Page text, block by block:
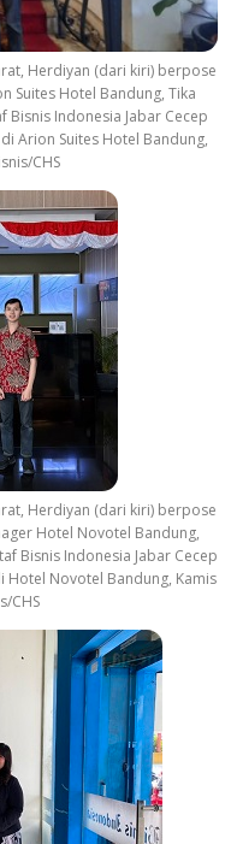
Herdiyan (dari kiri) berpose
Suites Hotel Bandung, Tika
Indonesia Jabar Cecep
Arion Suites Hotel Bandung,
CHS
Herdiyan (dari kiri) berpose
Hotel Novotel Bandung,
Bisnis Indonesia Jabar Cecep
Hotel Novotel Bandung, Kamis
CHS